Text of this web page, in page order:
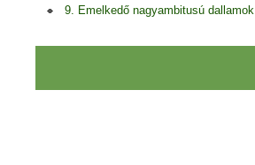
9. Emelkedő nagyambitusú dallamok